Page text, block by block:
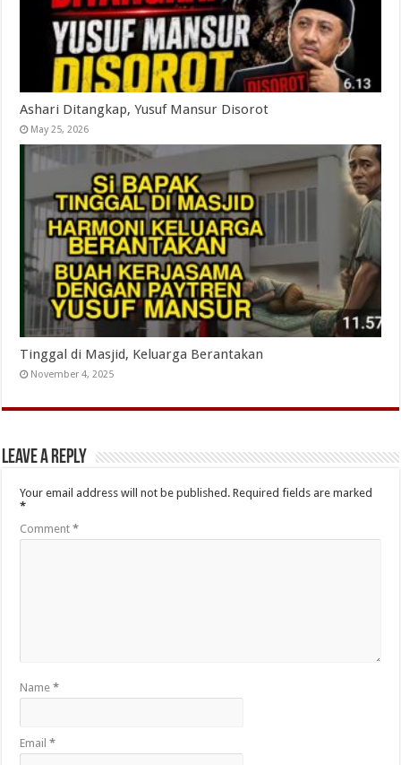
Ashari Ditangkap, Yusuf Mansur Disorot
May 25, 2026
Tinggal di Masjid, Keluarga Berantakan
November 4, 2025
Leave a Reply
Your email address will not be published. Required fields are marked
*
Comment*
Name*
Email*